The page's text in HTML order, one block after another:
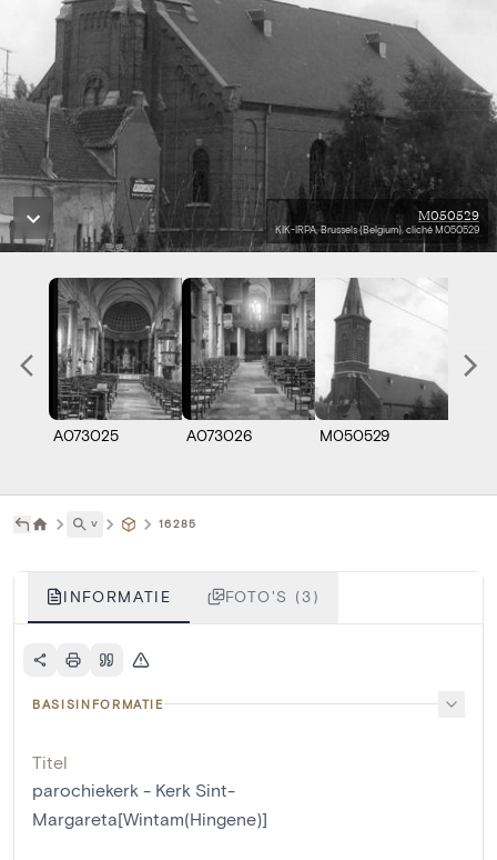
M050529
KIK-IRPA, Brussels (Belgium), cliché M050529
A073025 A073026 M050529
˅ 16285
INFORMATIE FOTO'S (3)
BASISINFORMATIE
Titel
parochiekerk - Kerk Sint-
Margareta[Wintam(Hingene)]